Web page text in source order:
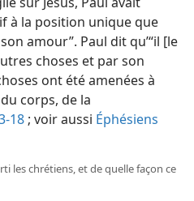
à la position unique que
amour”. Paul dit qu’“il [le
choses et par son
ont été amenées à
corps, de la
18 ; voir aussi Éphésiens
les chrétiens, et de quelle façon ce